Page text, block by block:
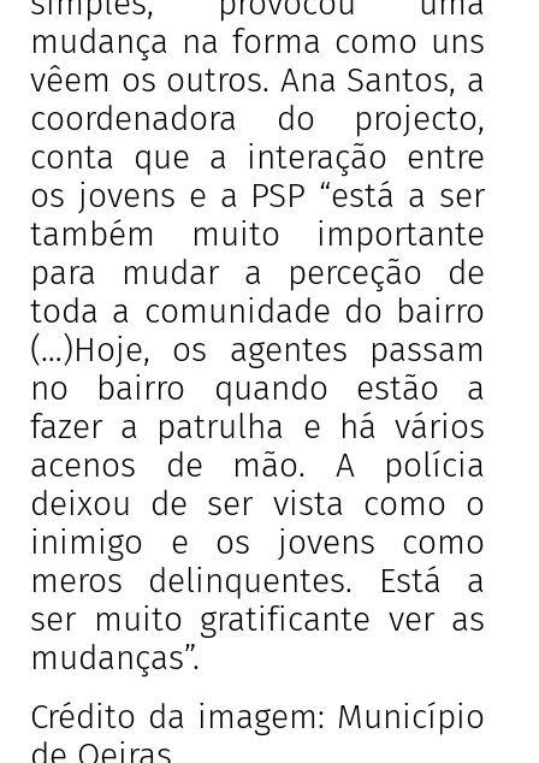
mudança na forma como uns
vêem os outros. Ana Santos, a
coordenadora do projecto,
conta que a interação entre
os jovens e a PSP “está a ser
também muito importante
para mudar a perceção de
toda a comunidade do bairro
(…)Hoje, os agentes passam
no bairro quando estão a
fazer a patrulha e há vários
acenos de mão. A polícia
deixou de ser vista como o
inimigo e os jovens como
meros delinquentes. Está a
ser muito gratificante ver as
mudanças”.
Crédito da imagem: Município
de Oeiras